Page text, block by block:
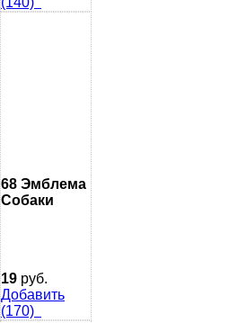
68 Эмблема
Собаки
19 руб.
Добавить
(170)